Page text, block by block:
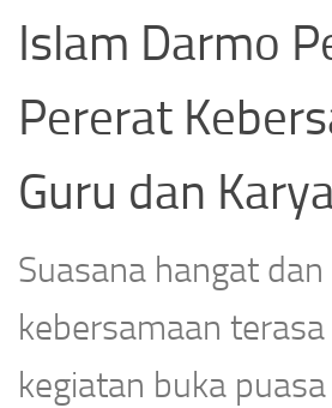
Islam Darmo
Pererat
Guru dan
Suasana hangat
kebersamaan
kegiatan buka